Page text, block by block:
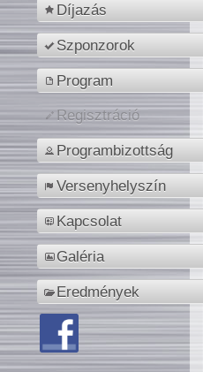
Díjazás
Szponzorok
Program
Regisztráció
Programbizottság
Versenyhelyszín
Kapcsolat
Galéria
Eredmények